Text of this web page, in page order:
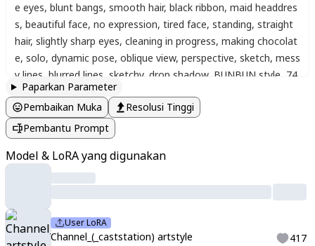
e eyes, blunt bangs, smooth hair, black ribbon, maid headdres
s, beautiful face, no expression, tired face, standing, straight
hair, slightly sharp eyes, cleaning in progress, making chocolat
e, solo, dynamic pose, oblique view, perspective, sketch, mess
y lines blurred lines sketchy, drop shadow, BUNBUN style 74
8cm style, masterpiece
solution, vivid yet elegant illustration tone
Paparkan Parameter
Pembaikan Muka
Resolusi Tinggi
Pembantu Prompt
Model & LoRA yang digunakan
User LoRA
Channel_(_caststation) artstyle 417